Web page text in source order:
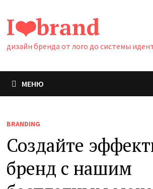
содержимому
I❤️brand
дизайн бренда от лого до системы
МЕНЮ
BRANDING
Создайте
бренд с нашим